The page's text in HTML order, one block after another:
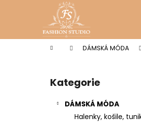
Domů DÁMSKÁ MÓDA
Přeskočit
kategorie
Kategorie
DÁMSKÁ MÓDA
Halenky, košile,
í
Zpět
do
Zpět
do